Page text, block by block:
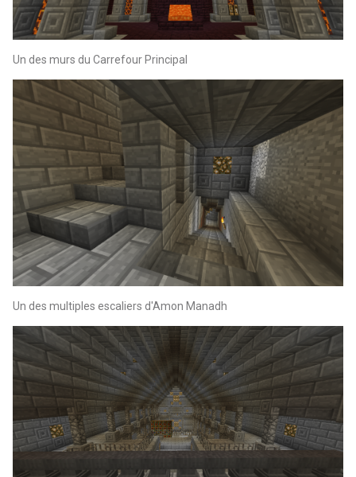
Un des murs du Carrefour Principal
Un des multiples escaliers d'Amon Manadh